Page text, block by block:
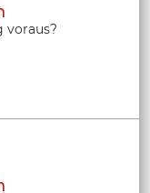
voraus?